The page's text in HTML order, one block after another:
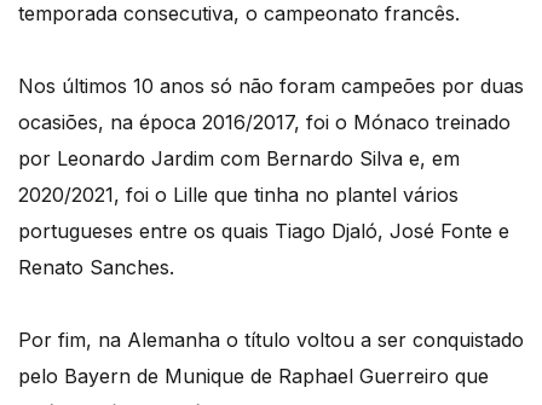
temporada consecutiva, o campeonato francês.
Nos últimos 10 anos só não foram campeões por duas
ocasiões, na época 2016/2017, foi o Mónaco treinado
por Leonardo Jardim com Bernardo Silva e, em
2020/2021, foi o Lille que tinha no plantel vários
portugueses entre os quais Tiago Djaló, José Fonte e
Renato Sanches.
Por fim, na Alemanha o título voltou a ser conquistado
pelo Bayern de Munique de Raphael Guerreiro que